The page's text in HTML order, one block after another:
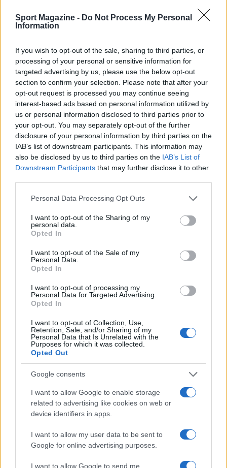
Sport Magazine - Do Not Process My Personal
Information
If you wish to opt-out of the sale, sharing to third parties, or
processing of your personal or sensitive information for
targeted advertising by us, please use the below opt-out
section to confirm your selection. Please note that after your
opt-out request is processed you may continue seeing
interest-based ads based on personal information utilized by
us or personal information disclosed to third parties prior to
your opt-out. You may separately opt-out of the further
disclosure of your personal information by third parties on the
IAB’s list of downstream participants. This information may
also be disclosed by us to third parties on the IAB’s List of
Downstream Participants that may further disclose it to other
Please note that this website/app uses one or more Google
not limited to your visit or usage behaviour. You may click to
grant or deny consent to Google and its third-party tags to
use your data for below specified purposes in below Google
consent section.
Personal Data Processing Opt Outs
I want to opt-out of the Sharing of my
personal data.
Opted In
I want to opt-out of the Sale of my
Personal Data.
Opted In
I want to opt-out of processing my
Personal Data for Targeted Advertising.
Opted In
I want to opt-out of Collection, Use,
Retention, Sale, and/or Sharing of my
Personal Data that Is Unrelated with the
Purposes for which it was collected.
Opted Out
Google consents
I want to allow Google to enable storage
related to advertising like cookies on web or
device identifiers in apps.
I want to allow my user data to be sent to
Google for online advertising purposes.
I want to allow Google to send me
NOTIZIE
Governo italiano insiste su neutralità tecnologica per
Scoperte carcasse di moto e motori in container
destinati al Senegal
Ilaria Mauri · 4 Ago 2026
NOTIZIE